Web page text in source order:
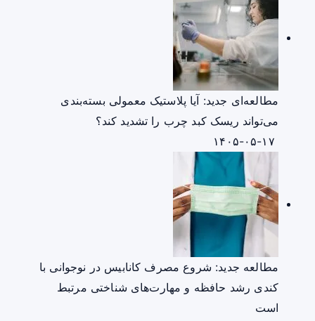
مطالعه‌ای جدید: آیا پلاستیک معمولی بسته‌بندی
می‌تواند ریسک کبد چرب را تشدید کند؟
مطالعه جدید: شروع مصرف کانابیس در نوجوانی با
کندی رشد حافظه و مهارت‌های شناختی مرتبط
است